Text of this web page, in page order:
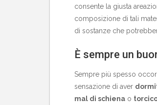
consente la giusta
composizione di tali
di sostanze che
È sempre un
Sempre più spesso
sensazione di aver
mal di schiena o